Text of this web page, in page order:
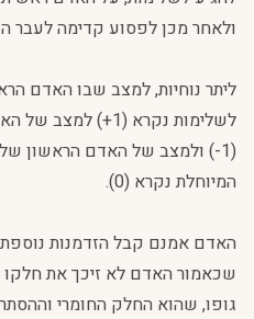
ולאחר מכן לפסוע קדימה לעבר
ליתר נוחיות, למצב שבו האדם
לשלימות נקרא
(1-) ולמצב של האדם הראשון
המיוחלת נקרא (0).
האדם אמנם קבל הזדמנות
שכאמור האדם לא זיכך את חלקו
גופו, שהוא החלק החומרי